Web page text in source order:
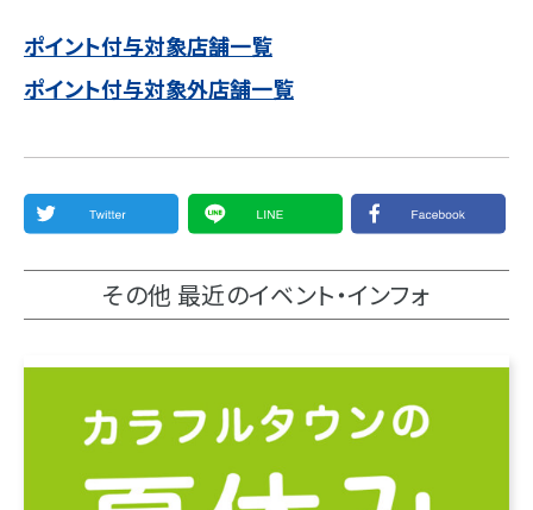
ポイント付与対象店舗一覧
ポイント付与対象外店舗一覧
その他 最近のイベント・インフォ